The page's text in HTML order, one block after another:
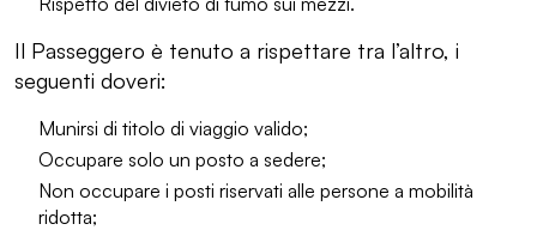
Il Passeggero è tenuto a rispettare tra l’altro, i
seguenti doveri:
Munirsi di titolo di viaggio valido;
Occupare solo un posto a sedere;
Non occupare i posti riservati alle persone a mobilità
ridotta;